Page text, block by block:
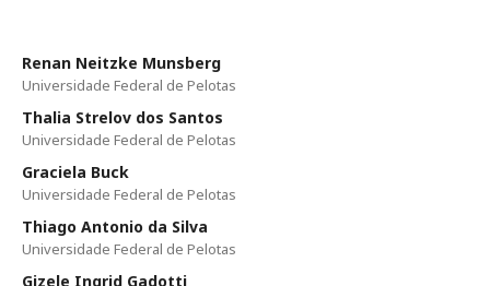
Renan Neitzke Munsberg
Universidade Federal de Pelotas
Thalia Strelov dos Santos
Universidade Federal de Pelotas
Graciela Buck
Universidade Federal de Pelotas
Thiago Antonio da Silva
Universidade Federal de Pelotas
Gizele Ingrid Gadotti